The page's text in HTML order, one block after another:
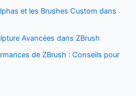
et les Brushes Custom dans
Avancées dans ZBrush
de ZBrush : Conseils pour